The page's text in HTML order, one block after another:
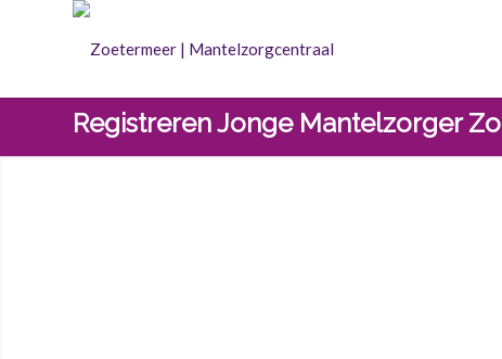
Registreren Jonge Mantelzorger